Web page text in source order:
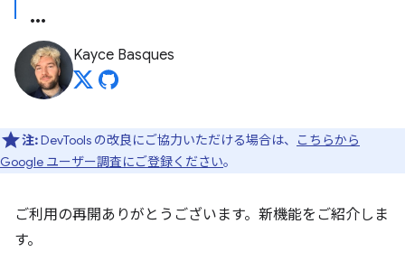
Kayce Basques
注:DevTools の改良にご協力いただける場合は、
こちらから
Google ユーザー調査にご登録ください。
ご利用の再開ありがとうございます。新機能をご紹介しま
す。